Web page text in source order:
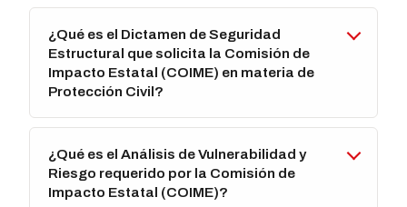
¿Qué es el Dictamen de Seguridad
Estructural que solicita la Comisión de
Impacto Estatal (COIME) en materia de
Protección Civil?
¿Qué es el Análisis de Vulnerabilidad y
Riesgo requerido por la Comisión de
Impacto Estatal (COIME)?